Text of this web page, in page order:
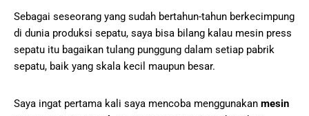
Sebagai seseorang yang sudah bertahun-tahun berkecimpung
di dunia produksi sepatu, saya bisa bilang kalau mesin press
sepatu itu bagaikan tulang punggung dalam setiap pabrik
sepatu, baik yang skala kecil maupun besar.
Saya ingat pertama kali saya mencoba menggunakan mesin